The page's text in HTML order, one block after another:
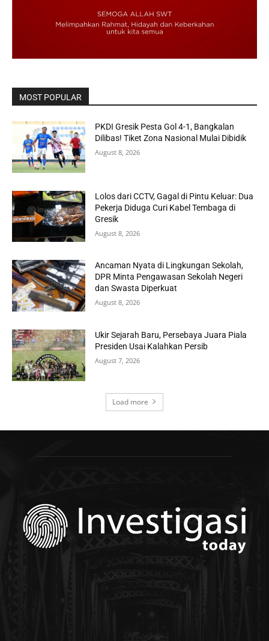
MOST POPULAR
PKDI Gresik Pesta Gol 4-1, Bangkalan
Dilibas! Tiket Zona Nasional Mulai Dibidik
August 8, 2026
Lolos dari CCTV, Gagal di Pintu Keluar: Dua
Pekerja Diduga Curi Kabel Tembaga di
Gresik
August 8, 2026
Ancaman Nyata di Lingkungan Sekolah,
DPR Minta Pengawasan Sekolah Negeri
dan Swasta Diperkuat
August 8, 2026
Ukir Sejarah Baru, Persebaya Juara Piala
Presiden Usai Kalahkan Persib
August 7, 2026
Load more